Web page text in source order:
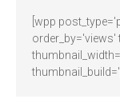
[wpp
order_by='views'